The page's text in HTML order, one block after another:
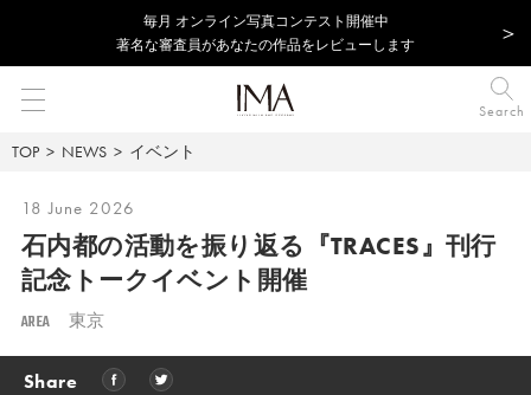
毎⽉ オンライン写真コンテスト開催中
著名な審査員があなたの作品をレビューします
Search
TOP NEWS イベント
18 June 2026
石内都の活動を振り返る『TRACES』刊行
記念トークイベント開催
AREA 東京
Share